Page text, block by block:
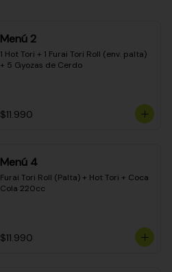
Menú 2
1 Hot Tori + 1 Furai Tori Roll (env. palta)
+ 5 Gyozas de Cerdo
$11.990
Menú 4
Furai Tori Roll (Palta) + Hot Tori + Coca
Cola 220cc
$11.990